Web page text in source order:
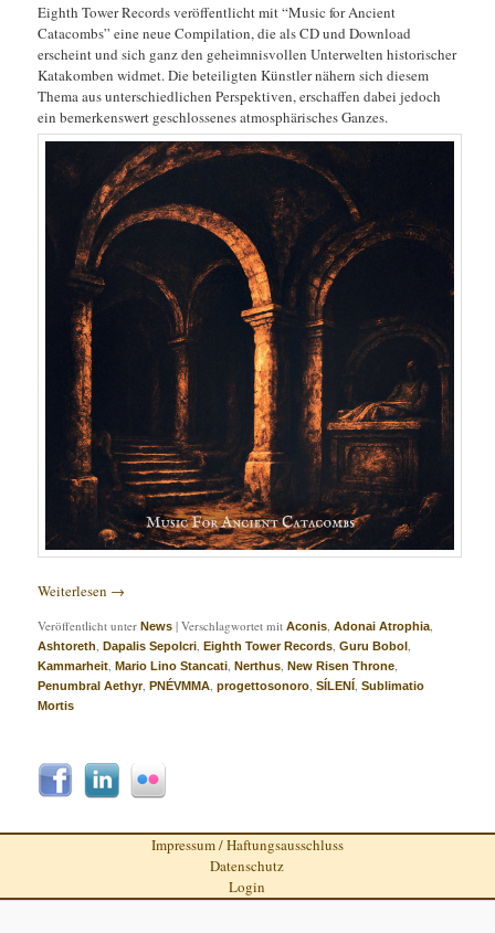
Eighth Tower Records veröffentlicht mit “Music for Ancient
Catacombs” eine neue Compilation, die als CD und Download
erscheint und sich ganz den geheimnisvollen Unterwelten historischer
Katakomben widmet. Die beteiligten Künstler nähern sich diesem
Thema aus unterschiedlichen Perspektiven, erschaffen dabei jedoch
ein bemerkenswert geschlossenes atmosphärisches Ganzes.
Weiterlesen →
Veröffentlicht unter News |Verschlagwortet mit Aconis,Adonai Atrophia,
Ashtoreth,Dapalis Sepolcri,Eighth Tower Records,Guru Bobol ,
Kammarheit,Mario Lino Stancati,Nerthus,New Risen Throne,
Penumbral Aethyr,PNÉVMMA,progettosonoro,SÍLENÍ ,Sublimatio
Mortis
Impressum / Haftungsausschluss
Datenschutz
Login